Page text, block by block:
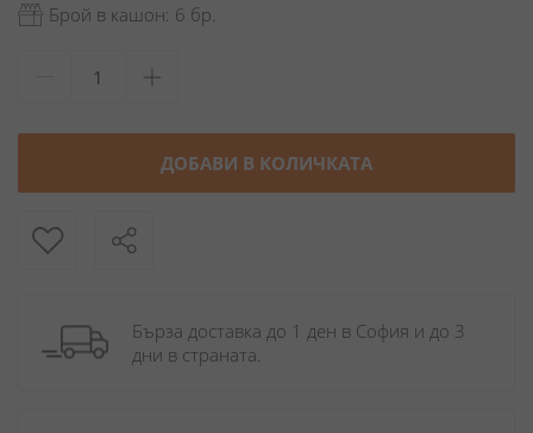
Брой в кашон: 6 бр.
ДОБАВИ В КОЛИЧКАТА
Бърза доставка до 1 ден в София и до 3
дни в страната.